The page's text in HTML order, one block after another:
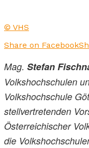
© VHS
Share on Facebook
Mag. Stefan
Volkshochschulen
Volkshochschule
stellvertretenden
Österreichischer
die